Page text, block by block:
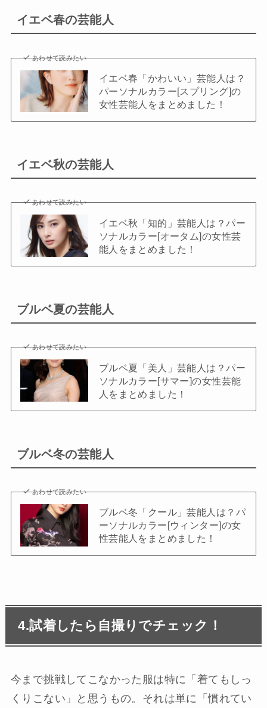
イエベ春の芸能人
あわせて読みたい
イエベ春「かわいい」芸能人は？
パーソナルカラー[スプリング]の
女性芸能人をまとめました！
イエベ秋の芸能人
あわせて読みたい
イエベ秋「知的」芸能人は？パー
ソナルカラー[オータム]の女性芸
能人をまとめました！
ブルベ夏の芸能人
あわせて読みたい
ブルベ夏「美人」芸能人は？パー
ソナルカラー[サマー]の女性芸能
人をまとめました！
ブルベ冬の芸能人
あわせて読みたい
ブルベ冬「クール」芸能人は？パ
ーソナルカラー[ウィンター]の女
性芸能人をまとめました！
4.試着したら自撮りでチェック！
今まで挑戦してこなかった服は特に「着てもしっ
くりこない」と思うもの。それは単に「慣れてい